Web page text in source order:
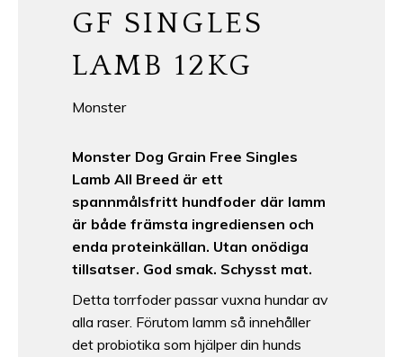
GF SINGLES
LAMB 12KG
Monster
Monster Dog Grain Free Singles
Lamb All Breed är ett
spannmålsfritt hundfoder där lamm
är både främsta ingrediensen och
enda proteinkällan. Utan onödiga
tillsatser. God smak. Schysst mat.
Detta torrfoder passar vuxna hundar av
alla raser. Förutom lamm så innehåller
det probiotika som hjälper din hunds